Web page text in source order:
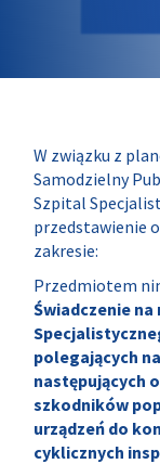
W związku z
Samodzielny
Szpital
przedstawienie
zakresie:
Przedmiotem
Świadczenie na
polegających
następujących
szkodników
urządzeń do
cyklicznych